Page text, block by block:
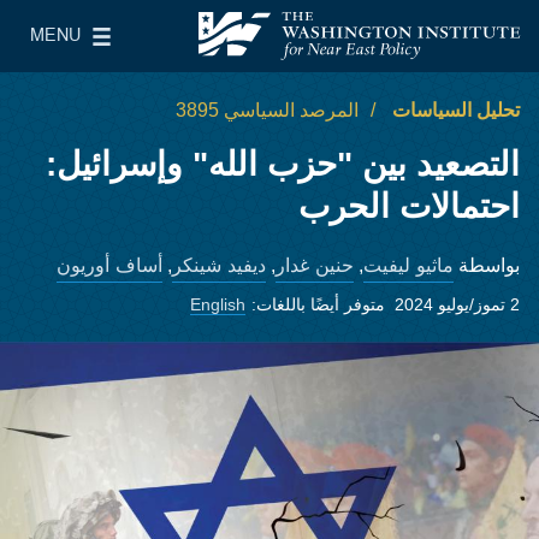
معهد واشنطن لسياسات الشرق الأدنى
MENU
Main Menu
تحليل السياسات المرصد السياسي 3895
التصعيد بين "حزب الله" وإسرائيل:
احتمالات الحرب
بواسطة ماثيو ليفيت, حنين غدار, ديفيد شينكر, أساف أوريون
2 تموز/يوليو 2024 متوفر أيضًا باللغات: English